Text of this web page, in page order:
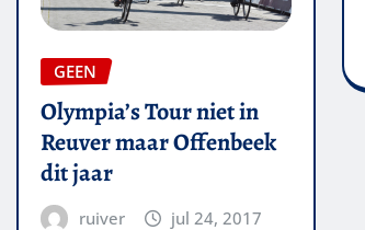
GEEN
Olympia’s Tour niet in
Reuver maar Offenbeek
dit jaar
ruiver jul 24, 2017